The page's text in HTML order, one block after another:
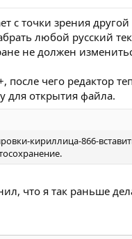
с точки зрения
любой русский
не должен
чего редактор
для открытия файла.
кириллица-866-
что я так раньше